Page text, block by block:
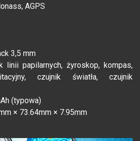
AGPS
3,5 mm
linii papilarnych, żyroskop, kompas,
czujnik światła, czujnik
(typowa)
× 73.64mm × 7.95mm